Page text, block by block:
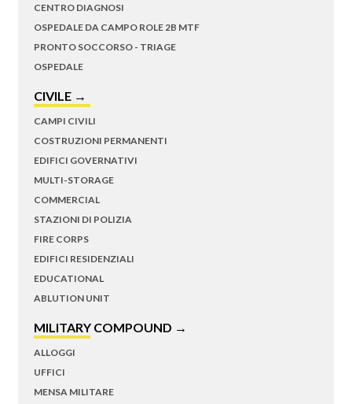
CENTRO DIAGNOSI
OSPEDALE DA CAMPO ROLE 2B MTF
PRONTO SOCCORSO - TRIAGE
OSPEDALE
CIVILE →
CAMPI CIVILI
COSTRUZIONI PERMANENTI
EDIFICI GOVERNATIVI
MULTI-STORAGE
COMMERCIAL
STAZIONI DI POLIZIA
FIRE CORPS
EDIFICI RESIDENZIALI
EDUCATIONAL
ABLUTION UNIT
MILITARY COMPOUND →
ALLOGGI
UFFICI
MENSA MILITARE